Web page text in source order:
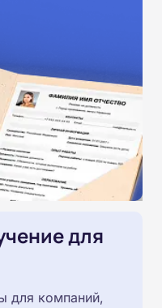
для
для компаний,